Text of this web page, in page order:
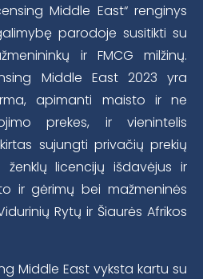
Middle East“ renginys
parodoje susitikti su
ir FMCG milžinų.
Middle East 2023 yra
apimanti maisto ir ne
prekes, ir vienintelis
sujungti privačių prekių
ženklų licencijų išdavėjus ir
ir gėrimų bei mažmeninės
Rytų ir Šiaurės Afrikos
Middle East vyksta kartu su